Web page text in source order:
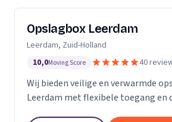
Opslagbox Leerdam
Leerdam, Zuid-Holland
10,0Moving Score 40
Wij bieden veilige en verwarmde
Leerdam met flexibele toegang en